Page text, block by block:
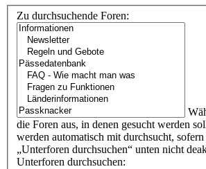
Zu durchsuchende Foren:
die Foren aus, in denen gesucht werden
werden automatisch mit durchsucht,
„Unterforen durchsuchen“ unten nicht
Unterforen durchsuchen: